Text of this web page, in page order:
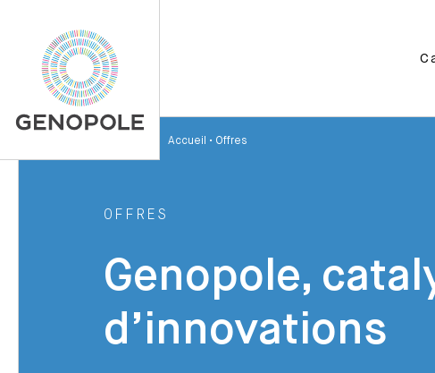
Accueil • Offres
OFFRES
Genopole,
d’innovations